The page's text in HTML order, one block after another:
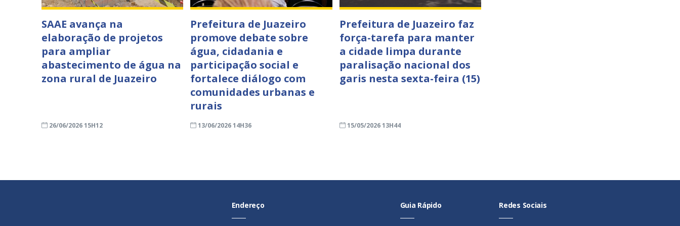
SAAE avança na
elaboração de projetos
para ampliar
abastecimento de água na
zona rural de Juazeiro
26/06/2026 15H12
Prefeitura de Juazeiro
promove debate sobre
água, cidadania e
participação social e
fortalece diálogo com
comunidades urbanas e
rurais
13/06/2026 14H36
Prefeitura de Juazeiro faz
força-tarefa para manter
a cidade limpa durante
paralisação nacional dos
garis nesta sexta-feira (15)
15/05/2026 13H44
Endereço Guia Rápido Redes Sociais